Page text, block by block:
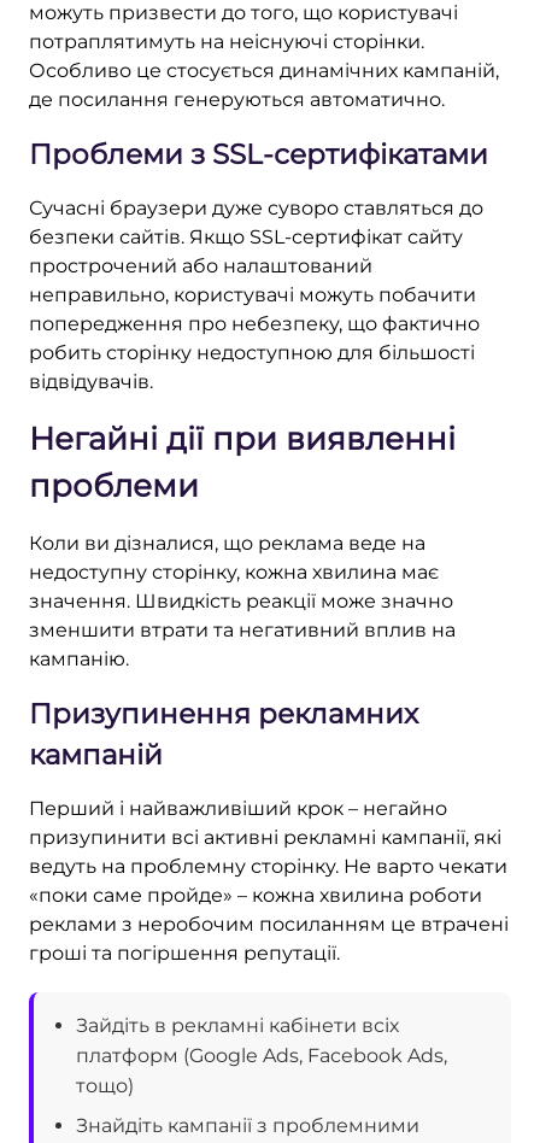
можуть призвести до того, що користувачі
потраплятимуть на неіснуючі сторінки.
Особливо це стосується динамічних кампаній,
де посилання генеруються автоматично.
Проблеми з SSL-сертифікатами
Сучасні браузери дуже суворо ставляться до
безпеки сайтів. Якщо SSL-сертифікат сайту
прострочений або налаштований
неправильно, користувачі можуть побачити
попередження про небезпеку, що фактично
робить сторінку недоступною для більшості
відвідувачів.
Негайні дії при виявленні
проблеми
Коли ви дізналися, що реклама веде на
недоступну сторінку, кожна хвилина має
значення. Швидкість реакції може значно
зменшити втрати та негативний вплив на
кампанію.
Призупинення рекламних
кампаній
Перший і найважливіший крок – негайно
призупинити всі активні рекламні кампанії, які
ведуть на проблемну сторінку. Не варто чекати
«поки саме пройде» – кожна хвилина роботи
реклами з неробочим посиланням це втрачені
гроші та погіршення репутації.
Зайдіть в рекламні кабінети всіх
платформ (Google Ads, Facebook Ads,
тощо)
Знайдіть кампанії з проблемними